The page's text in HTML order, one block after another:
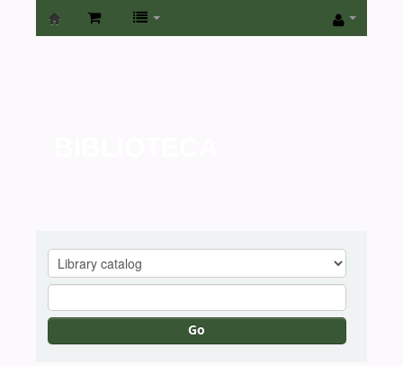
Biblioteca
Go